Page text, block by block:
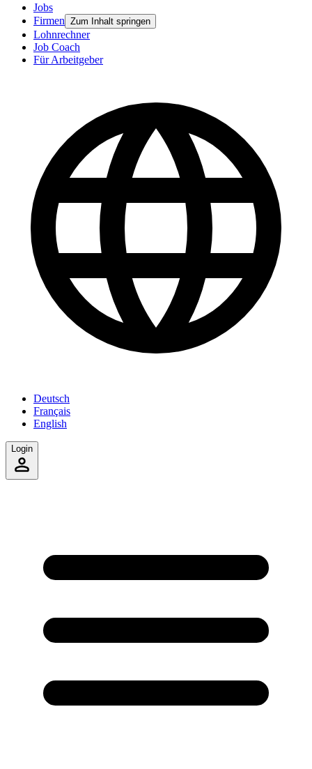
Jobs
Firmen Zum Inhalt springen
Lohnrechner
Job Coach
Für Arbeitgeber
Deutsch
Français
English
Login